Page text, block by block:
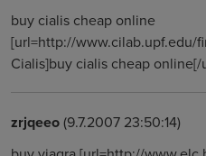
buy cialis cheap online
[url=http://www.cilab.upf.edu/
Cialis]buy cialis cheap online[/
zrjqeeo(9.7.2007 23:50:14)